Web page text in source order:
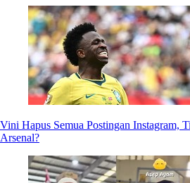
Vini Hapus Semua Postingan Instagram,
Arsenal?